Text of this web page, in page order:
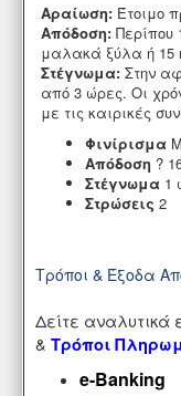
Αραίωση: Έτοιμο
Απόδοση: Περίπου
μαλακά ξύλα ή 15
Στέγνωμα: Στην
από 3 ώρες. Οι
με τις καιρικές
Φινίρισμα
Απόδοση ?
Στέγνωμα 1
Στρώσεις 2
Τρόποι & Έξοδα
Δείτε αναλυτικά
& Τρόποι
e-Banking